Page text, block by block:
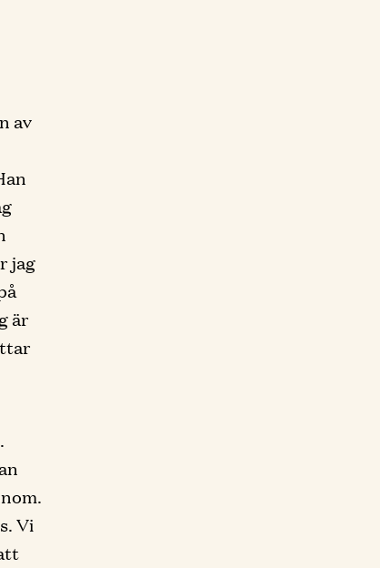
av
jag
är
Vi